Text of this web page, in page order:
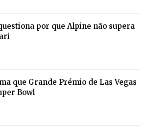
por que Alpine não supera
que Grande Prémio de Las Vegas
Bowl